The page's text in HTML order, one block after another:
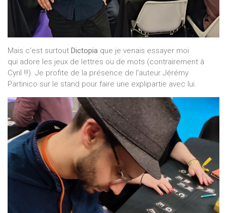
Mais c'est surtout Dictopia que je venais essayer moi
qui adore les jeux de lettres ou de mots (contrairement à
Cyril !!!). Je profite de la présence de l'auteur Jérémy
Partinico sur le stand pour faire une explipartie avec lui.